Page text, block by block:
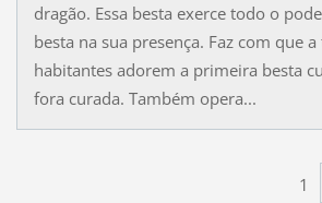
dragão. Essa besta exerce todo o
besta na sua presença. Faz com que
habitantes adorem a primeira besta
fora curada. Também opera...
1